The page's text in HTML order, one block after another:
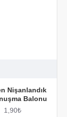
Nişanlandık
Balonu
1,90₺